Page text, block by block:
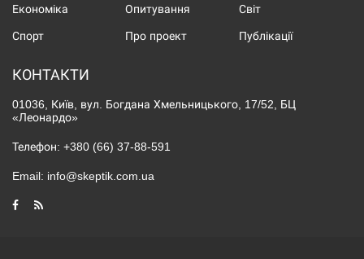
Економіка Опитування Світ
Спорт Про проект Публікації
КОНТАКТИ
01036, Київ, вул. Богдана Хмельницького, 17/52, БЦ
«Леонардо»
Телефон: +380 (66) 37-88-591
Email: info@skeptik.com.ua